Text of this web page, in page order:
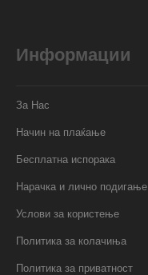
Информации
За Нас
Начин на плаќање
Бесплатна испорака
Нарачка и лично подигање
Услови за користење
Политика за колачиња
Политика за приватност